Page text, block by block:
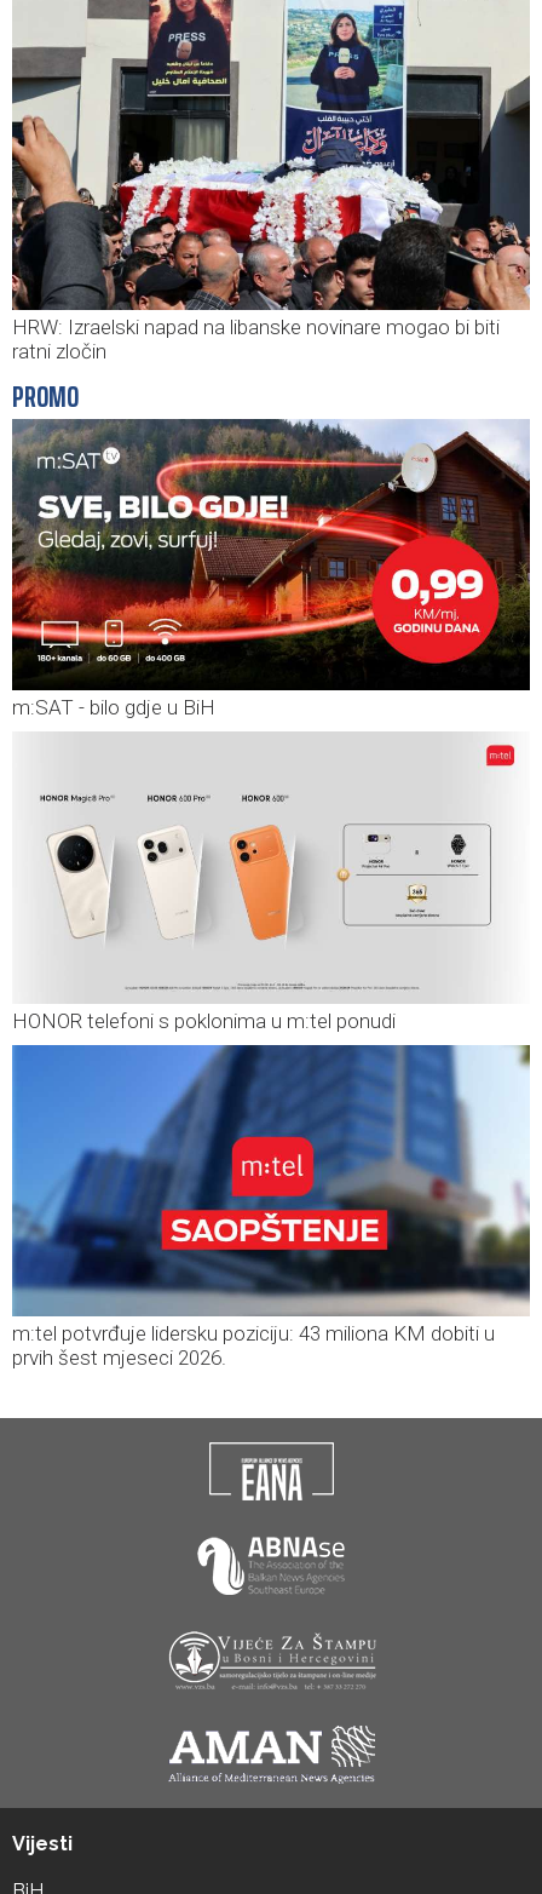
HRW: Izraelski napad na libanske novinare mogao bi biti
ratni zločin
PROMO
m:SAT - bilo gdje u BiH
HONOR telefoni s poklonima u m:tel ponudi
m:tel potvrđuje lidersku poziciju: 43 miliona KM dobiti u
prvih šest mjeseci 2026.
Vijesti